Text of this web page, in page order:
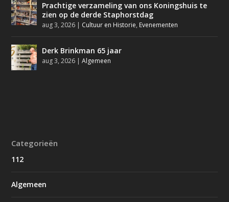
Prachtige verzameling van ons Koningshuis te
zien op de derde Staphorstdag
aug 3, 2026 | Cultuur en Historie, Evenementen
Derk Brinkman 65 jaar
aug 3, 2026 |Algemeen
Categorieën
112
Algemeen